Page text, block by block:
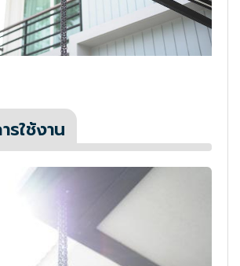
รใช้งาน